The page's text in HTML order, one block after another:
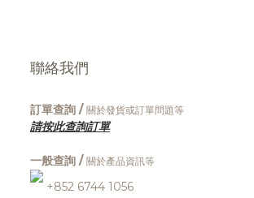
聯絡我們
訂單查詢 / 關於發貨或訂單問題等
請按此查詢訂單
一般查詢 / 關於產品資訊等
+852 6744 1056